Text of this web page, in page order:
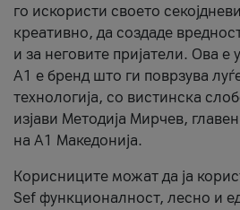
го искористи своето
креативно, да создаде
и за неговите пријатели. Ова е
А1 е бренд што ги поврзува
технологија, со вистинска
изјави Методија Мирчев,
на А1 Македонија.
Корисниците можат да ја
Sef функционалност, лесно и